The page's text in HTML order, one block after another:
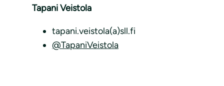
Tapani Veistola
tapani.veistola(a)sll.fi
@TapaniVeistola